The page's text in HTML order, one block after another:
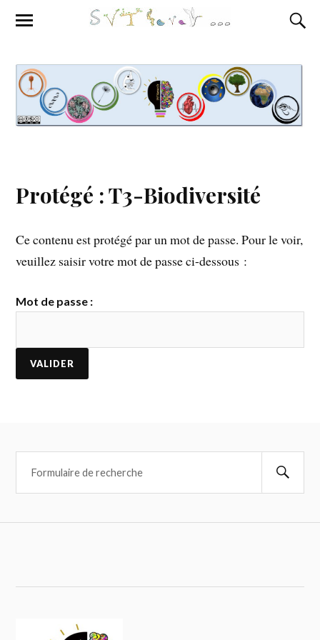
Protégé : T3-Biodiversité
Ce contenu est protégé par un mot de passe. Pour le voir,
veuillez saisir votre mot de passe ci-dessous :
Mot de passe :